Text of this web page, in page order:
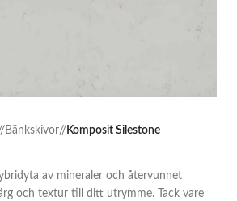
Bänkskivor/ Komposit Silestone
av mineraler och återvunnet
och textur till ditt utrymme. Tack vare